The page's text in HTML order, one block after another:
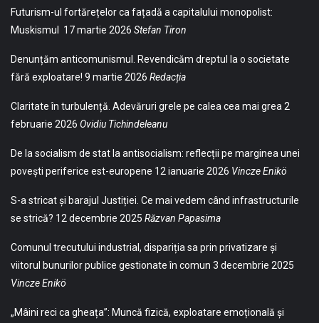
Futurism-ul fortărețelor ca fațadă a capitalului monopolist:
Muskismul 17 martie 2026 Stefan Tiron
Denunțăm anticomunismul. Revendicăm dreptul la o societate
fără exploatare! 9 martie 2026 Redacția
Claritate în turbulență. Adevăruri grele pe calea cea mai grea 2
februarie 2026 Ovidiu Tichindeleanu
De la socialism de stat la antisocialism: reflecții pe marginea unei
povești periferice est-europene 12 ianuarie 2026 Vincze Enikö
S-a stricat și barajul Justiției. Ce mai vedem când infrastructurile
se strică? 12 decembrie 2025 Răzvan Papasima
Comunul trecutului industrial, dispariția sa prin privatizare și
viitorul bunurilor publice gestionate în comun 3 decembrie 2025
Vincze Enikö
„Mâini reci ca gheața”: Muncă fizică, exploatare emoțională și